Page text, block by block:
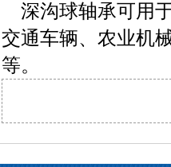
深沟球轴承可用
交通车辆、农业机
等。